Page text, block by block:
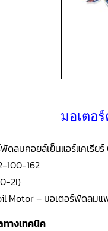
มอเตอ
ดลมคอยล์เย็นแอร์แคเรีย
100-162
2I)
Motor – มอเตอร์พัดลม
างเทคนิค